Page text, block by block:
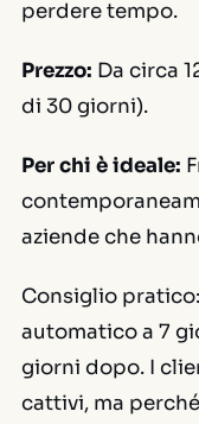
perdere tempo.
Prezzo: Da circa
di 30 giorni).
Per chi è ideale:
aziende che
Consiglio pratico:
automatico a 7
giorni dopo. I
cattivi, ma